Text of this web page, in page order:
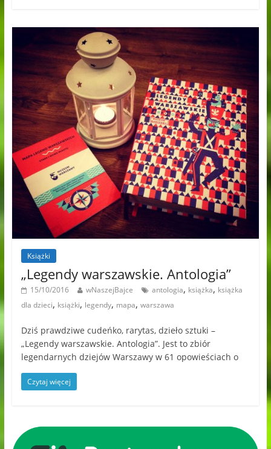
Książki
„Legendy warszawskie. Antologia”
15/10/2016 wNaszejBajce antologia, książka, książka
dla dzieci, książki, legendy, mapa, warszawa
Dziś prawdziwe cudeńko, rarytas, dzieło sztuki –
„Legendy warszawskie. Antologia”. Jest to zbiór
legendarnych dziejów Warszawy w 61 opowieściach o
Czytaj więcej